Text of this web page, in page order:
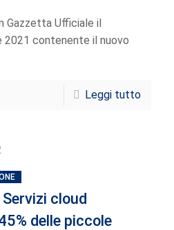
Gazzetta Ufficiale il
2021 contenente il nuovo
Leggi tutto
cloud
delle piccole